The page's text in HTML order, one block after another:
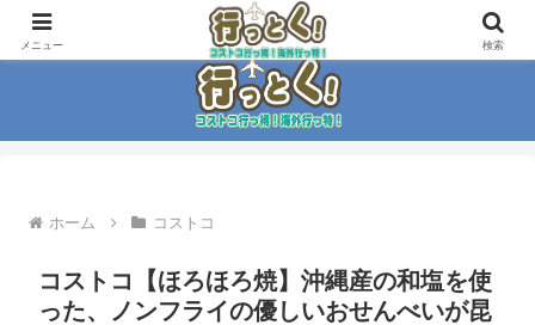
コストコ大好き家族がイチ押商品紹介！！
ホーム コストコ
コストコ【ほろほろ焼】沖縄産の和塩を使
った、ノンフライの優しいおせんべいが昆
メニュー 検索